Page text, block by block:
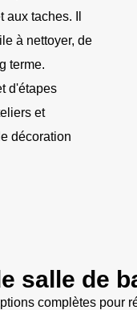
taches. Il
à nettoyer, de
terme.
d'étapes
et
décoration
salle de
complètes